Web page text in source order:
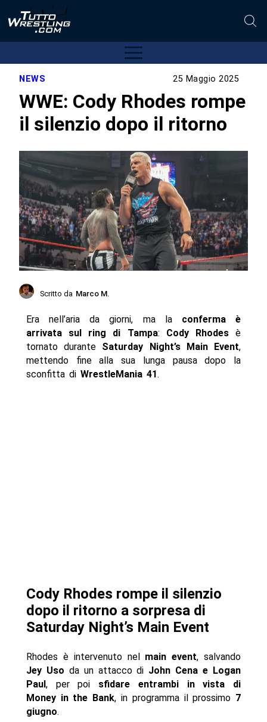
NEWS 25 Maggio 2025
WWE: Cody Rhodes rompe
il silenzio dopo il ritorno
Scritto da Marco M.
Era nell’aria da giorni, ma la conferma è
arrivata sul ring di Tampa: Cody Rhodesè
tornato durante Saturday Night’s Main Event,
mettendo fine alla sua lunga pausa dopo la
sconfitta di WrestleMania 41.
Cody Rhodes rompe il silenzio
dopo il ritorno a sorpresa di
Saturday Night’s Main Event
Rhodes è intervenuto nel main event, salvando
Jey Uso da un attacco di John Cena e Logan
Paul , per poi sfidare entrambi in vista di
Money in the Bank, in programma il prossimo 7
giugno.